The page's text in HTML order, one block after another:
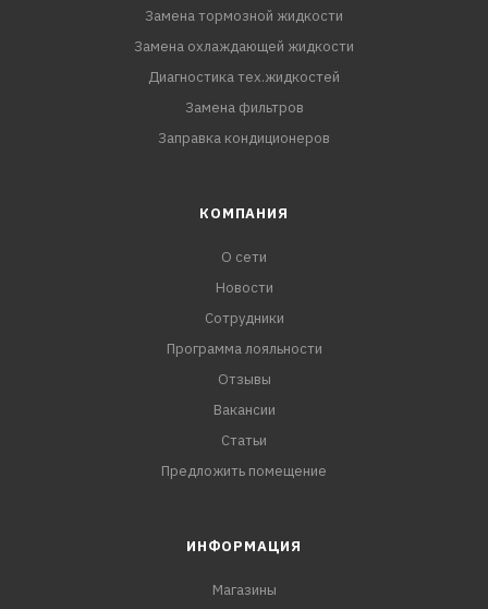
Замена тормозной жидкости
Замена охлаждающей жидкости
Диагностика тех.жидкостей
Замена фильтров
Заправка кондиционеров
КОМПАНИЯ
О сети
Новости
Сотрудники
Программа лояльности
Отзывы
Вакансии
Статьи
Предложить помещение
ИНФОРМАЦИЯ
Магазины